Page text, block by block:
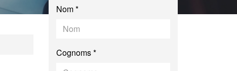
Nom *
Cognoms *